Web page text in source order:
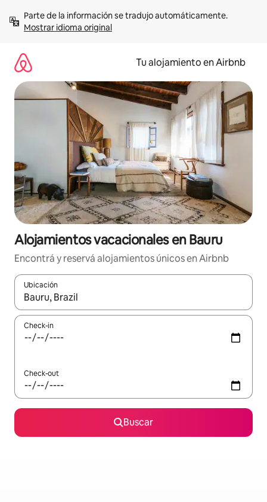
contenidoMostrar idioma original
Tu alojamiento en Airbnb
Alojamientos vacacionales en Bauru
Encontrá y reservá alojamientos únicos en Airbnb
Ubicación
Cuando los resultados estén disponibles, navegá con las
Check-in
Check-out
Buscar